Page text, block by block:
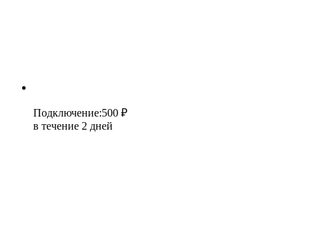
Подключение:500 ₽
в течение 2 дней